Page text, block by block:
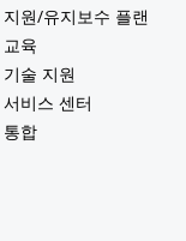
지원/유지보수 플랜
교육
기술 지원
서비스 센터
통합